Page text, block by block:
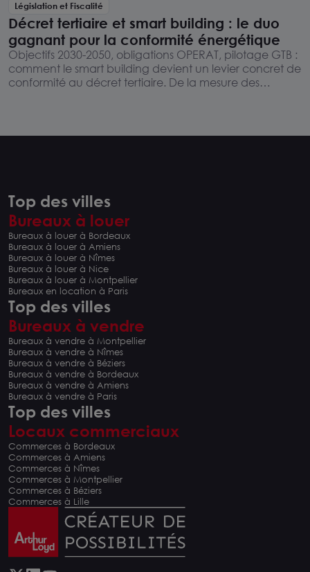
Législation et Fiscalité
Décret tertiaire et smart building : le duo
gagnant pour la conformité énergétique
Objectifs 2030-2050, obligations OPERAT, pilotage GTB :
comment le smart building devient un levier concret de
conformité au décret tertiaire. De la mesure des
Top des villes
Bureaux à louer
Bureaux à louer à Bordeaux
Bureaux à louer à Amiens
Bureaux à louer à Nîmes
Bureaux à louer à Nice
Bureaux à louer à Montpellier
Bureaux en location à Paris
Top des villes
Bureaux à vendre
Bureaux à vendre à Montpellier
Bureaux à vendre à Nîmes
Bureaux à vendre à Béziers
Bureaux à vendre à Bordeaux
Bureaux à vendre à Amiens
Bureaux à vendre à Paris
Top des villes
Locaux commerciaux
Commerces à Bordeaux
Commerces à Amiens
Commerces à Nîmes
Commerces à Montpellier
Commerces à Béziers
Commerces à Lille